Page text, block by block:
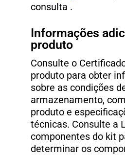
consulta .
Informações
produto
Consulte o
produto para obter
sobre as condições
armazenamento,
produto e
técnicas. Consulte a
componentes do kit
determinar os